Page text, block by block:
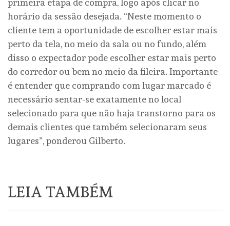
primeira etapa de compra, logo após clicar no
horário da sessão desejada. “Neste momento o
cliente tem a oportunidade de escolher estar mais
perto da tela, no meio da sala ou no fundo, além
disso o expectador pode escolher estar mais perto
do corredor ou bem no meio da fileira. Importante
é entender que comprando com lugar marcado é
necessário sentar-se exatamente no local
selecionado para que não haja transtorno para os
demais clientes que também selecionaram seus
lugares”, ponderou Gilberto.
LEIA TAMBÉM